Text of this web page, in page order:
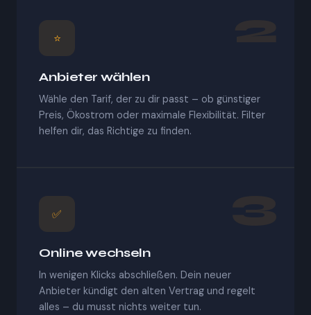
⭐
Anbieter wählen
Wähle den Tarif, der zu dir passt – ob günstiger
Preis, Ökostrom oder maximale Flexibilität. Filter
helfen dir, das Richtige zu finden.
✅
Online wechseln
In wenigen Klicks abschließen. Dein neuer
Anbieter kündigt den alten Vertrag und regelt
alles – du musst nichts weiter tun.